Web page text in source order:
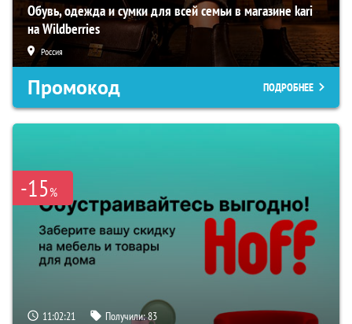
Обувь, одежда и сумки для всей семьи в магазине kari
на Wildberries
Россия
Промокод ПОДРОБНЕЕ
-15%
11:02:20 Получили:83